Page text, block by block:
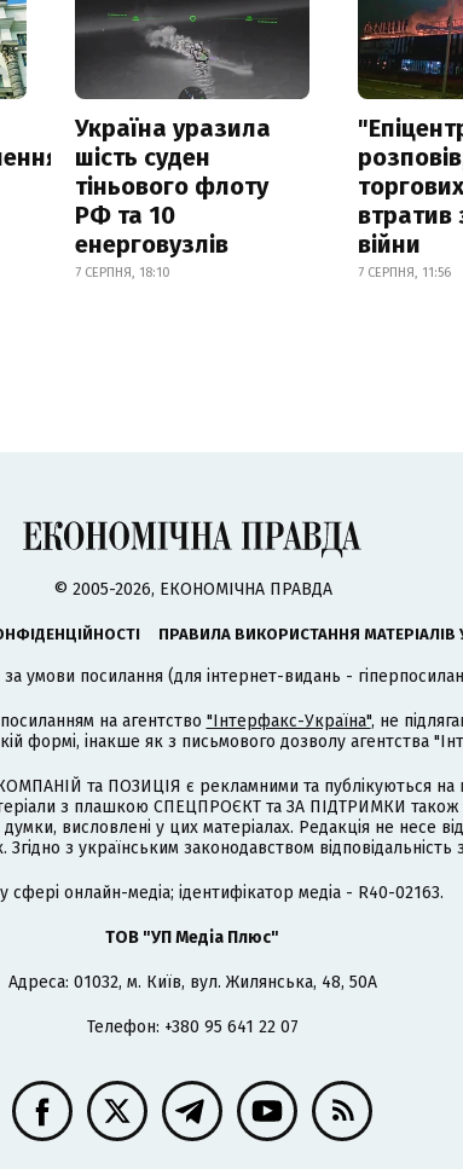
Україна уразила
шість суден
тіньового флоту
РФ та 10
енерговузлів
7 СЕРПНЯ, 18:10
втратив
війни
7 СЕРПНЯ, 11:56
© 2005-2026, ЕКОНОМІЧНА ПРАВДА
ПРАВИЛА ВИКОРИСТАННЯ МАТЕРІАЛІВ
умови посилання (для інтернет-видань -
на агентство "Інтерфакс-Україна", не
формі, інакше як з письмового дозволу агентства
та ПОЗИЦІЯ є рекламними та публікуються на
з плашкою СПЕЦПРОЄКТ та ЗА ПІДТРИМКИ
висловлені у цих матеріалах. Редакція не несе
з українським законодавством
сфері онлайн-медіа; ідентифікатор медіа - R40-02163.
ТОВ "УП Медіа Плюс"
Адреса: 01032, м. Київ, вул. Жилянська, 48, 50А
Телефон: +380 95 641 22 07